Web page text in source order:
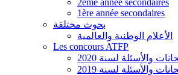
2ème année secondaires
1ère année secondaires
بحوث مختلفة
الأعلام الوطنية والعالمية
Les concours ATFP
والأسئلة لسنة 2020
والأسئلة لسنة 2019